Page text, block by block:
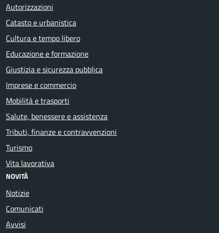
Autorizzazioni
Catasto e urbanistica
Cultura e tempo libero
Educazione e formazione
Giustizia e sicurezza pubblica
Imprese e commercio
Mobilità e trasporti
Salute, benessere e assistenza
Tributi, finanze e contravvenzioni
Turismo
Vita lavorativa
NOVITÀ
Notizie
Comunicati
Avvisi